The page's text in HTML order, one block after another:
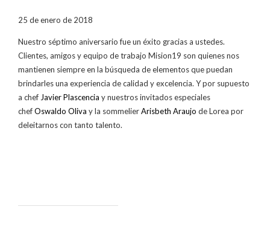
25 de enero de 2018
Nuestro séptimo aniversario fue un éxito gracias a ustedes.
Clientes, amigos y equipo de trabajo Mision19 son quienes nos
mantienen siempre en la búsqueda de elementos que puedan
brindarles una experiencia de calidad y excelencia. Y por supuesto
a chef Javier Plascencia y nuestros invitados especiales
chefOswaldo Oliva y la sommelierArisbeth Araujo de Lorea por
deleitarnos con tanto talento.